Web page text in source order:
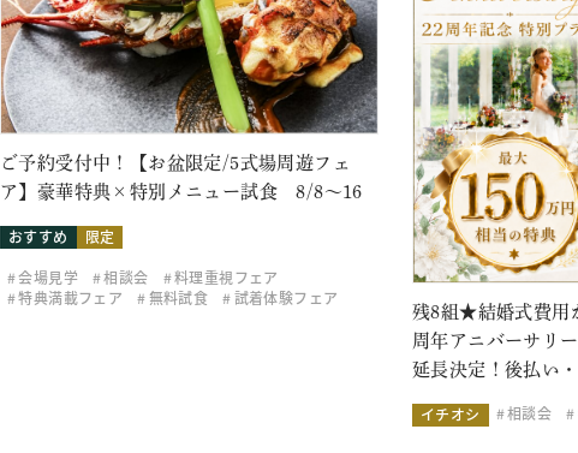
ご予約受付中！【お盆限定/5式場周遊フェ
ア】豪華特典×特別メニュー試食 8/8～16
おすすめ
限定
会場見学
相談会
料理重視フェア
特典満載フェア
無料試食 試着体験フェア
残8組★結婚式費用
周年アニバーサリ
延長決定！後払い
イチオシ 相談会